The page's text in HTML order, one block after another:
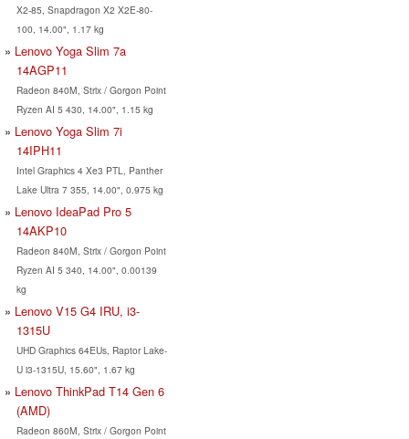
X2-85, Snapdragon X2 X2E-80-
100, 14.00", 1.17 kg
Lenovo Yoga Slim 7a
14AGP11
Radeon 840M, Strix / Gorgon Point
Ryzen AI 5 430, 14.00", 1.15 kg
Lenovo Yoga Slim 7i
14IPH11
Intel Graphics 4 Xe3 PTL, Panther
Lake Ultra 7 355, 14.00", 0.975 kg
Lenovo IdeaPad Pro 5
14AKP10
Radeon 840M, Strix / Gorgon Point
Ryzen AI 5 340, 14.00", 0.00139
kg
Lenovo V15 G4 IRU, i3-
1315U
UHD Graphics 64EUs, Raptor Lake-
U i3-1315U, 15.60", 1.67 kg
Lenovo ThinkPad T14 Gen 6
(AMD)
Radeon 860M, Strix / Gorgon Point